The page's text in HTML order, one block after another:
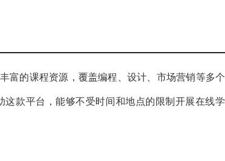
富的课程资源，覆盖编程、设计、市场营销等多个
款平台，能够不受时间和地点的限制开展在线学